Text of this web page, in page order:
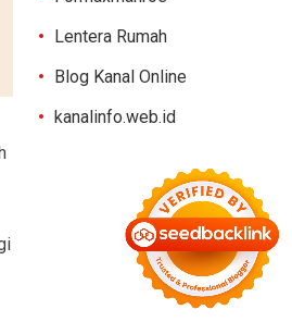
Lentera Rumah
Blog Kanal Online
kanalinfo.web.id